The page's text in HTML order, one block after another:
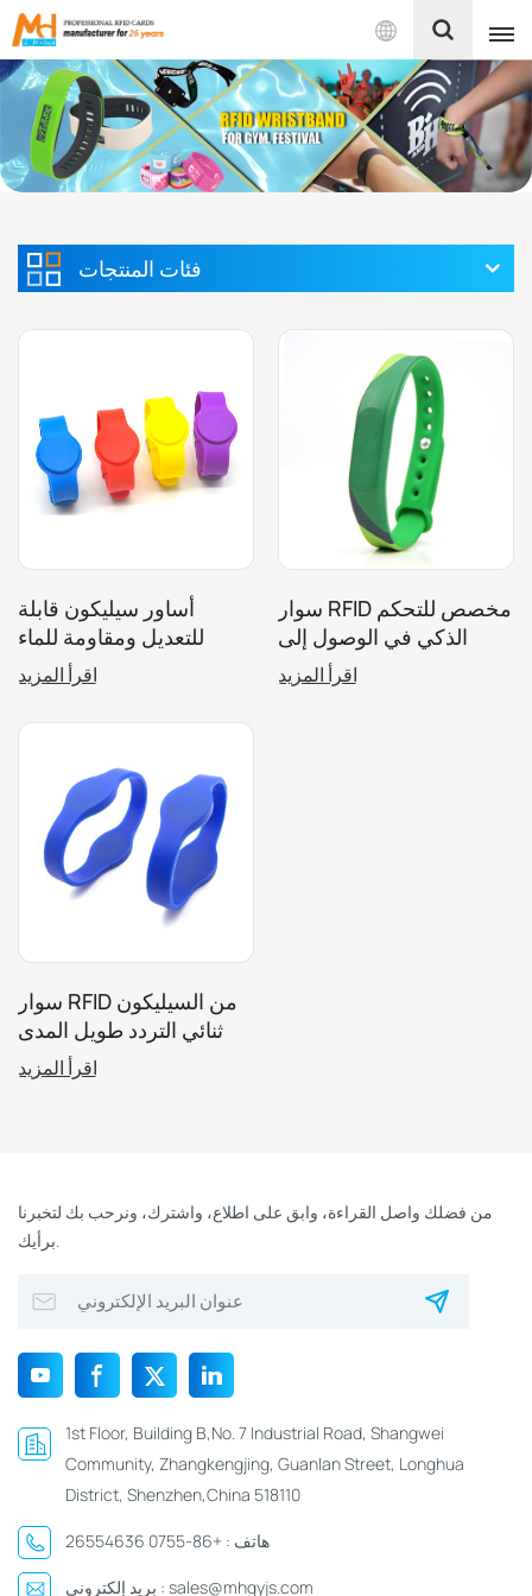
بالعربية
English
فئات المنتجات
أساور سيليكون قابلة
للتعديل ومقاومة للماء
وقابلة للتخصيص للوصول
إلى الفعاليات
اقرأ المزيد
سوار RFID مخصص للتحكم
الذكي في الوصول إلى
المنتزهات الترفيهية
اقرأ المزيد
سوار RFID من السيليكون
ثنائي التردد طويل المدى
للحلول الأمنية
اقرأ المزيد
من فضلك واصل القراءة، وابق على اطلاع، واشترك، ونرحب بك لتخبرنا
برأيك.
1st Floor, Building B,No. 7 Industrial Road, Shangwei
Community, Zhangkengjing, Guanlan Street, Longhua
District, Shenzhen,China 518110
هاتف : +86-0755 26554636
بريد إلكتروني : sales@mhgyjs.com